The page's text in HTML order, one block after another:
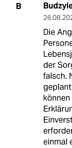
B
Die
der
falsch.
einmal